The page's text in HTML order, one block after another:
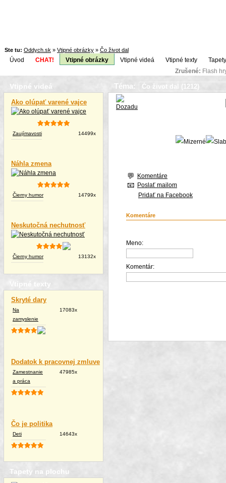
Ste tu: Oddych.sk » Vtipné obrázky » Čo život dal
Úvod CHAT! Vtipné obrázky Vtipné videá Vtipné texty
Zrušené: Flash
Vtipné videá
Ako olúpať varené vajce
Zaujímavosti 14499x
Náhla zmena
Čierny humor 14799x
Neskutočná nechutnosť
Čierny humor 13132x
Vtipné texty
Skryté dary
Na
zamyslenie
17083x
Dodatok k pracovnej zmluve
Zamestnanie
a práca
47985x
Čo je politika
Deti 14643x
Tapety na plochu
Téma:
Komentáre
Poslať mailom
Pridať na Facebook
Komentáre
Meno:
Komentár: